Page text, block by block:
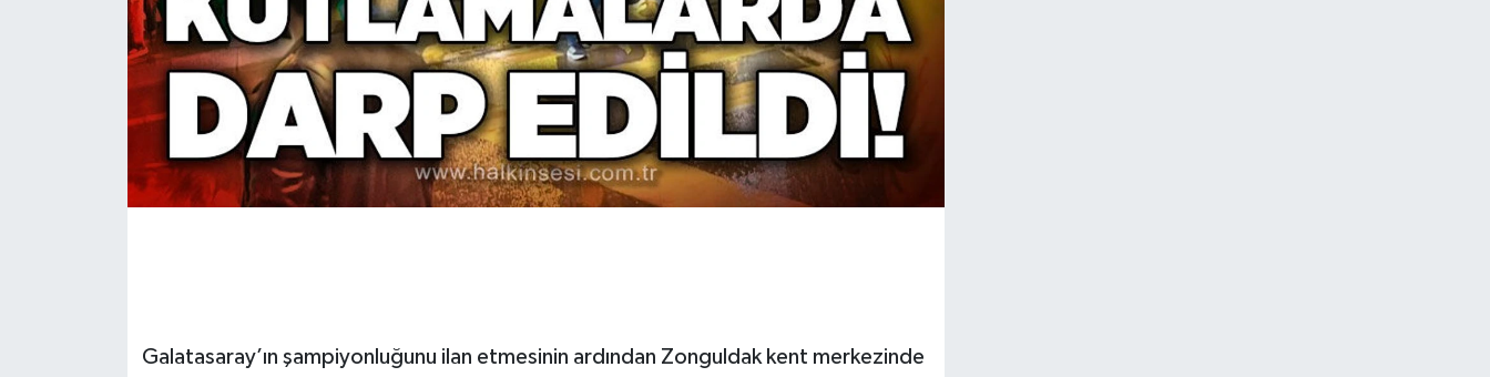
Galatasaray’ın şampiyonluğunu ilan etmesinin ardından Zonguldak kent merkezinde
Gökçebey